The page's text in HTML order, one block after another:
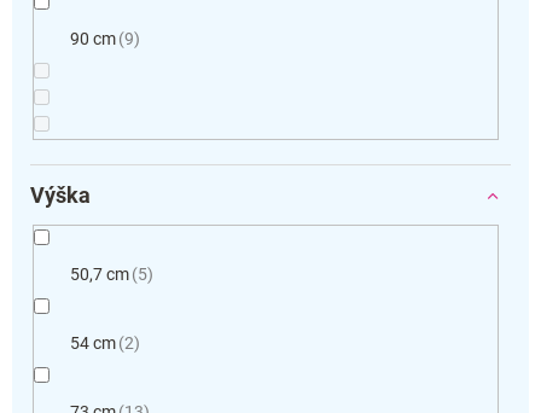
90 cm 9
Výška
50,7 cm 5
54 cm 2